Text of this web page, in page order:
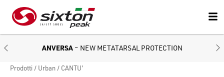
ANVERSA – NEW METATARSAL PROTECTION
Prodotti Urban CANTU'